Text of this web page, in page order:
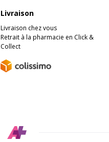
Livraison
Livraison chez vous
Retrait à la pharmacie en Click &
Collect